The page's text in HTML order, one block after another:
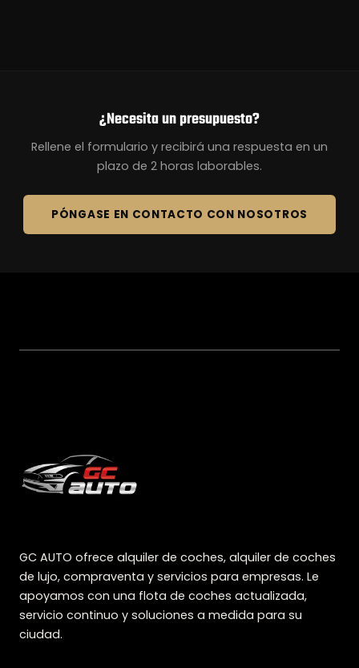
¿Necesita un presupuesto?
Rellene el formulario y recibirá una respuesta en un
plazo de 2 horas laborables.
PÓNGASE EN CONTACTO CON NOSOTROS
GC AUTO ofrece alquiler de coches, alquiler de coches
de lujo, compraventa y servicios para empresas. Le
apoyamos con una flota de coches actualizada,
servicio continuo y soluciones a medida para su
ciudad.